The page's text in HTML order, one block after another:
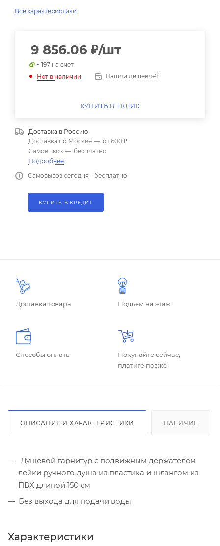
Все характеристики
9 856.06 ₽/шт
+ 197 на счет
Нет в наличии
Нашли дешевле?
КУПИТЬ В 1 КЛИК
Доставка в Россию
Доставка по Москве — от 600 ₽
Самовывоз — бесплатно
Подробнее
Самовывоз сегодня - бесплатно
КУПИТЬ В КРЕДИТ
Доставка товара Подъем на этаж
Способы оплаты
Покупайте сейчас,
платите позже
ОПИСАНИЕ И ХАРАКТЕРИСТИКИ НАЛИЧИЕ
Душевой гарнитур с подвижным держателем
лейки ручного душа из пластика и шлангом из
ПВХ длиной 150 см
Без выхода для подачи воды
Характеристики